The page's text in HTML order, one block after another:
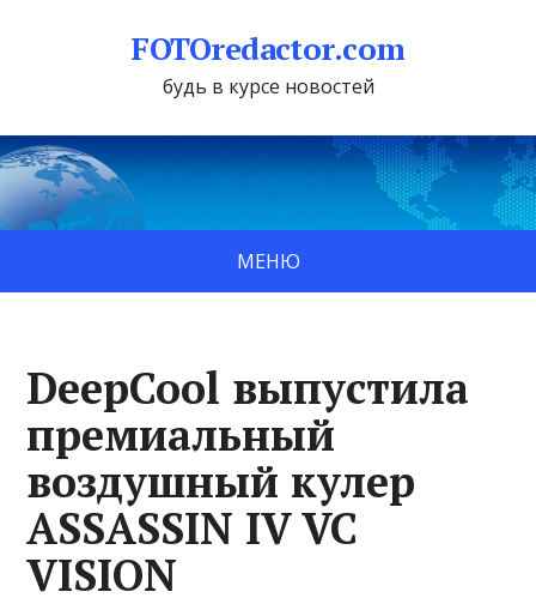
FOTOredactor.com
будь в курсе новостей
МЕНЮ
DeepCool выпустила
премиальный
воздушный кулер
ASSASSIN IV VC
VISION